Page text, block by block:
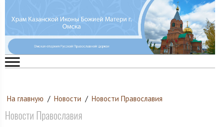
На главную / Новости / Новости Православия
Новости Православия